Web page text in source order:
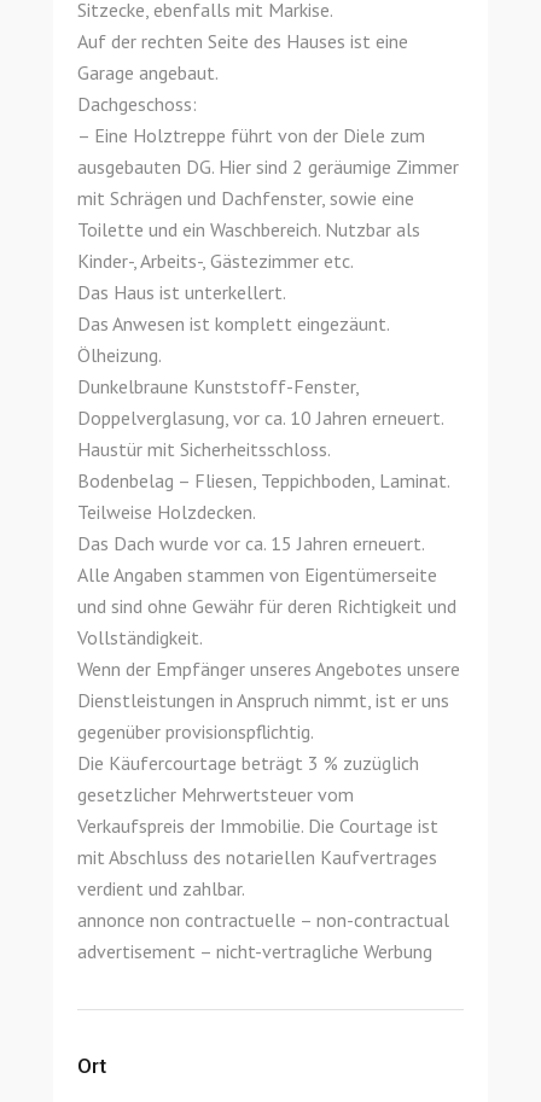
Sitzecke, ebenfalls mit Markise.
Auf der rechten Seite des Hauses ist eine
Garage angebaut.
Dachgeschoss:
– Eine Holztreppe führt von der Diele zum
ausgebauten DG. Hier sind 2 geräumige Zimmer
mit Schrägen und Dachfenster, sowie eine
Toilette und ein Waschbereich. Nutzbar als
Kinder-, Arbeits-, Gästezimmer etc.
Das Haus ist unterkellert.
Das Anwesen ist komplett eingezäunt.
Ölheizung.
Dunkelbraune Kunststoff-Fenster,
Doppelverglasung, vor ca. 10 Jahren erneuert.
Haustür mit Sicherheitsschloss.
Bodenbelag – Fliesen, Teppichboden, Laminat.
Teilweise Holzdecken.
Das Dach wurde vor ca. 15 Jahren erneuert.
Alle Angaben stammen von Eigentümerseite
und sind ohne Gewähr für deren Richtigkeit und
Vollständigkeit.
Wenn der Empfänger unseres Angebotes unsere
Dienstleistungen in Anspruch nimmt, ist er uns
gegenüber provisionspflichtig.
Die Käufercourtage beträgt 3 % zuzüglich
gesetzlicher Mehrwertsteuer vom
Verkaufspreis der Immobilie. Die Courtage ist
mit Abschluss des notariellen Kaufvertrages
verdient und zahlbar.
annonce non contractuelle – non-contractual
advertisement – nicht-vertragliche Werbung
Ort